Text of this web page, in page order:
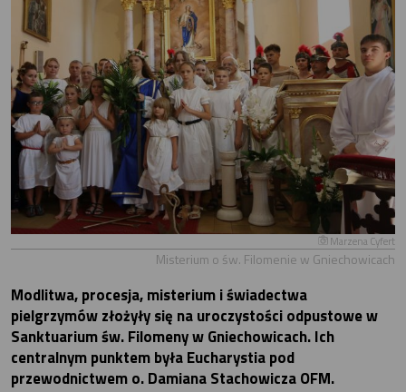
Marzena Cyfert
Misterium o św. Filomenie w Gniechowicach
Modlitwa, procesja, misterium i świadectwa
pielgrzymów złożyły się na uroczystości odpustowe w
Sanktuarium św. Filomeny w Gniechowicach. Ich
centralnym punktem była Eucharystia pod
przewodnictwem o. Damiana Stachowicza OFM.